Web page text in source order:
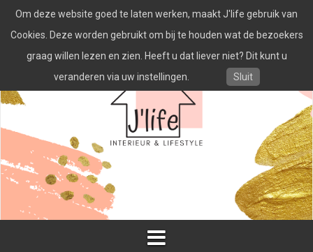
naar
inhoud
Om deze website goed te laten werken, maakt J'life gebruik van
Cookies. Deze worden gebruikt om bij te houden wat de bezoekers
graag willen lezen en zien. Heeft u dat liever niet? Dit kunt u
veranderen via uw instellingen.
Sluit